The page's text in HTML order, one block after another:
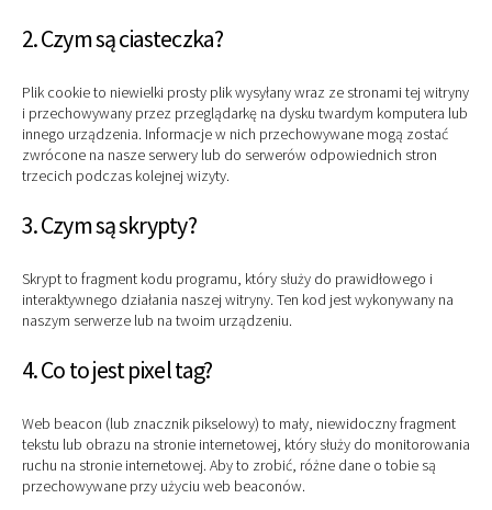
2. Czym są ciasteczka?
Plik cookie to niewielki prosty plik wysyłany wraz ze stronami tej witryny
i przechowywany przez przeglądarkę na dysku twardym komputera lub
innego urządzenia. Informacje w nich przechowywane mogą zostać
zwrócone na nasze serwery lub do serwerów odpowiednich stron
trzecich podczas kolejnej wizyty.
3. Czym są skrypty?
Skrypt to fragment kodu programu, który służy do prawidłowego i
interaktywnego działania naszej witryny. Ten kod jest wykonywany na
naszym serwerze lub na twoim urządzeniu.
4. Co to jest pixel tag?
Web beacon (lub znacznik pikselowy) to mały, niewidoczny fragment
tekstu lub obrazu na stronie internetowej, który służy do monitorowania
ruchu na stronie internetowej. Aby to zrobić, różne dane o tobie są
przechowywane przy użyciu web beaconów.